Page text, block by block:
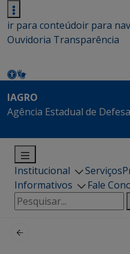
ir para conteúdoir para
Ouvidoria Transparência
IAGRO
Agência Estadual de
Institucional Serviços
Informativos
Fale
Pesquisar
por: